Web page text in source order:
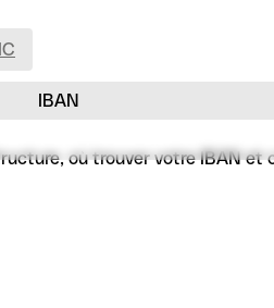
IBAN
où trouver votre IBAN